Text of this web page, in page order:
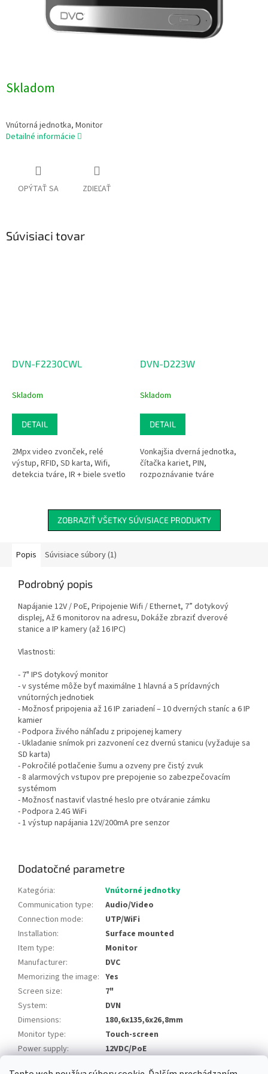
Skladom
Vnútorná jednotka, Monitor
Detailné informácie
OPÝTAŤ SA ZDIEĽAŤ
Súvisiaci tovar
DVN-F2230CWL
Skladom
DETAIL
2Mpx video zvonček, relé
výstup, RFID, SD karta, Wifi,
detekcia tváre, IR + biele svetlo
DVN-D223W
Skladom
DETAIL
Vonkajšia dverná jednotka,
čítačka kariet, PIN,
rozpoznávanie tváre
ZOBRAZIŤ VŠETKY SÚVISIACE PRODUKTY
Popis Súvisiace súbory (1)
Podrobný popis
Napájanie 12V / PoE, Pripojenie Wifi / Ethernet, 7” dotykový
displej, Až 6 monitorov na adresu, Dokáže zbraziť dverové
stanice a IP kamery (až 16 IPC)
Vlastnosti:
- 7" IPS dotykový monitor
- v systéme môže byť maximálne 1 hlavná a 5 prídavných
vnútorných jednotiek
- Možnosť pripojenia až 16 IP zariadení – 10 dverných staníc a 6 IP
kamier
- Podpora živého náhľadu z pripojenej kamery
- Ukladanie snímok pri zazvonení cez dvernú stanicu (vyžaduje sa
SD karta)
- Pokročilé potlačenie šumu a ozveny pre čistý zvuk
- 8 alarmových vstupov pre prepojenie so zabezpečovacím
systémom
- Možnosť nastaviť vlastné heslo pre otváranie zámku
- Podpora 2.4G WiFi
- 1 výstup napájania 12V/200mA pre senzor
Dodatočné parametre
Kategória:
Vnútorné jednotky
Communication type:
Audio/Video
Connection mode:
UTP/WiFi
Installation:
Surface mounted
Item type:
Monitor
Manufacturer:
DVC
Memorizing the image: Yes
Screen size:
7"
System:
DVN
Dimensions:
180,6x135,6x26,8mm
Monitor type:
Touch-screen
Power supply: 12VDC/PoE